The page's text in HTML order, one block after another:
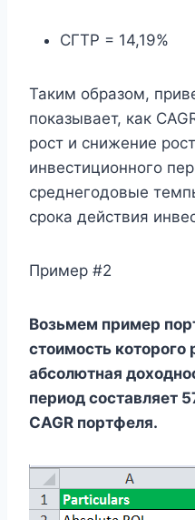
СГТР = 14,19%
Таким образом,
показывает, как
рост и снижение
инвестиционного
среднегодовые
срока действия
Пример #2
Возьмем пример
стоимость которого
абсолютная
период составляет
CAGR портфеля.